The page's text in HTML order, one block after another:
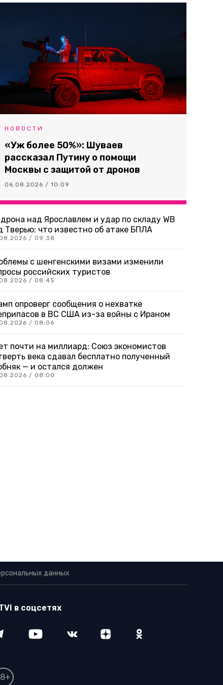
НОВОСТИ
«Уж более 50%»: Шуваев
рассказал Путину о помощи
Москвы с защитой от дронов
06.08.2026 / 10:09
над Ярославлем и удар по складу WB
Тверью: что известно об атаке БПЛА
/ 09:38
с шенгенскими визами изменили
российских туристов
/ 08:45
опроверг сообщения о нехватке
в ВС США из-за войны с Ираном
/ 08:06
почти на миллиард: Союз экономистов
века сдавал бесплатно полученный
— и остался должен
/ 08:00
данных
в соцсетях